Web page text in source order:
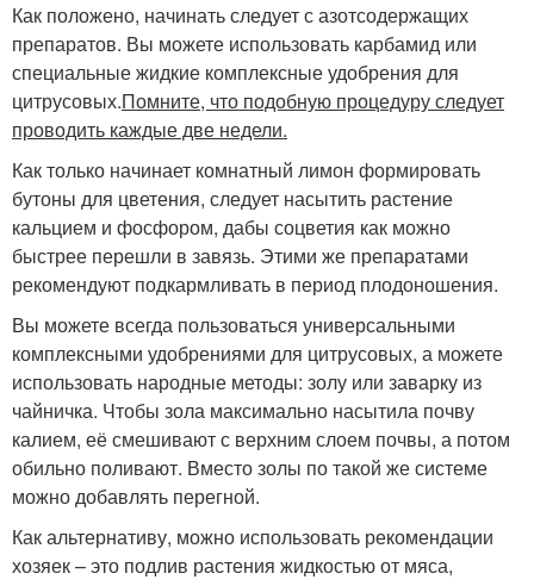
Как положено, начинать следует с азотсодержащих
препаратов. Вы можете использовать карбамид или
специальные жидкие комплексные удобрения для
цитрусовых.Помните, что подобную процедуру следует
проводить каждые две недели.
Как только начинает комнатный лимон формировать
бутоны для цветения, следует насытить растение
кальцием и фосфором, дабы соцветия как можно
быстрее перешли в завязь. Этими же препаратами
рекомендуют подкармливать в период плодоношения.
Вы можете всегда пользоваться универсальными
комплексными удобрениями для цитрусовых, а можете
использовать народные методы: золу или заварку из
чайничка. Чтобы зола максимально насытила почву
калием, её смешивают с верхним слоем почвы, а потом
обильно поливают. Вместо золы по такой же системе
можно добавлять перегной.
Как альтернативу, можно использовать рекомендации
хозяек – это подлив растения жидкостью от мяса,